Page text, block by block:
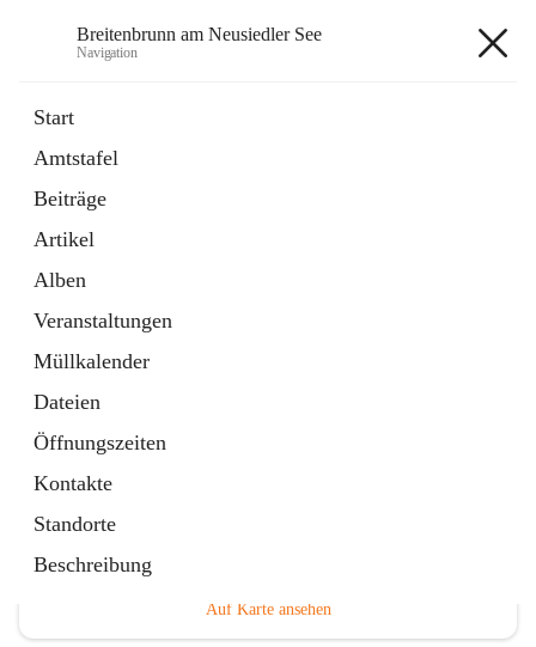
Breitenbrunn am Neusiedler See
Navigation
Start
Amtstafel
Beiträge
Artikel
Alben
Veranstaltungen
Müllkalender
Dateien
Öffnungszeiten
Kontakte
Standorte
Beschreibung
18 Schnellzugriffe
Gemeindeservice
Auf Karte ansehen